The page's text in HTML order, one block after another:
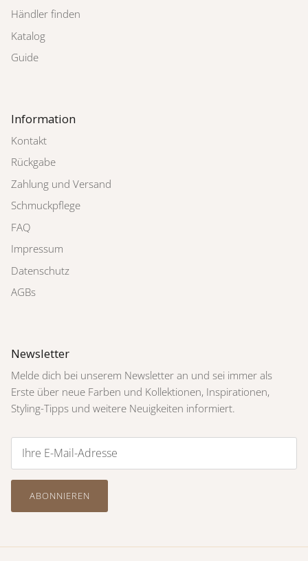
Händler finden
Katalog
Guide
Information
Kontakt
Rückgabe
Zahlung und Versand
Schmuckpflege
FAQ
Impressum
Datenschutz
AGBs
Newsletter
Melde dich bei unserem Newsletter an und sei immer als
Erste über neue Farben und Kollektionen, Inspirationen,
Styling-Tipps und weitere Neuigkeiten informiert.
ABONNIEREN